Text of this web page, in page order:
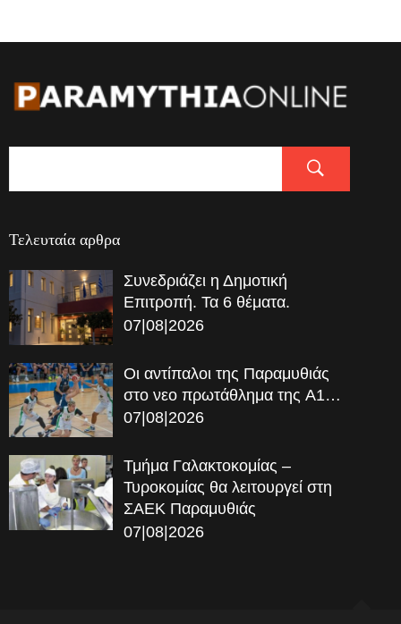
Τελευταία αρθρα
Συνεδριάζει η Δημοτική
Επιτροπή. Τα 6 θέματα.
07|08|2026
Οι αντίπαλοι της Παραμυθιάς
στο νεο πρωτάθλημα της A1…
07|08|2026
Τμήμα Γαλακτοκομίας –
Τυροκομίας θα λειτουργεί στη
ΣΑΕΚ Παραμυθιάς
07|08|2026